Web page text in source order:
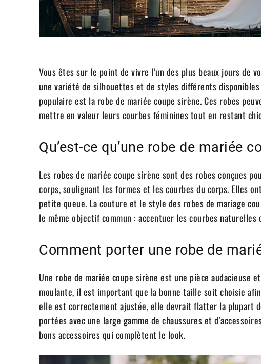
Vous êtes sur le point de vivre l’un des plus beaux jours
une variété de silhouettes et de styles différents
populaire est la robe de mariée coupe sirène. Ces robes
mettre en valeur leurs courbes féminines tout en restant
Qu’est-ce qu’une robe de mariée
Les robes de mariée coupe sirène sont des robes conçues
corps, soulignant les formes et les courbes du corps. Elles
petite queue. La couture et le style des robes de mariage
le même objectif commun : accentuer les courbes naturelles
Comment porter une robe de
Une robe de mariée coupe sirène est une pièce audacieuse
moulante, il est important que la bonne taille soit choisie
elle est correctement ajustée, elle devrait flatter la plupart
portées avec une large gamme de chaussures et
bons accessoires qui complètent le look.